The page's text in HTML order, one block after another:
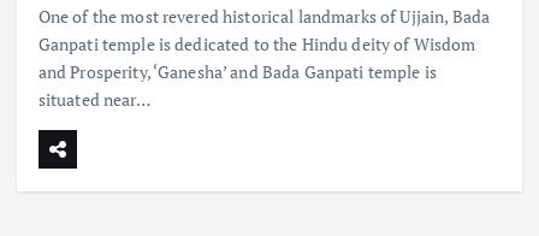
One of the most revered historical landmarks of Ujjain, Bada
Ganpati temple is dedicated to the Hindu deity of Wisdom
and Prosperity, ‘Ganesha’ and Bada Ganpati temple is
situated near…